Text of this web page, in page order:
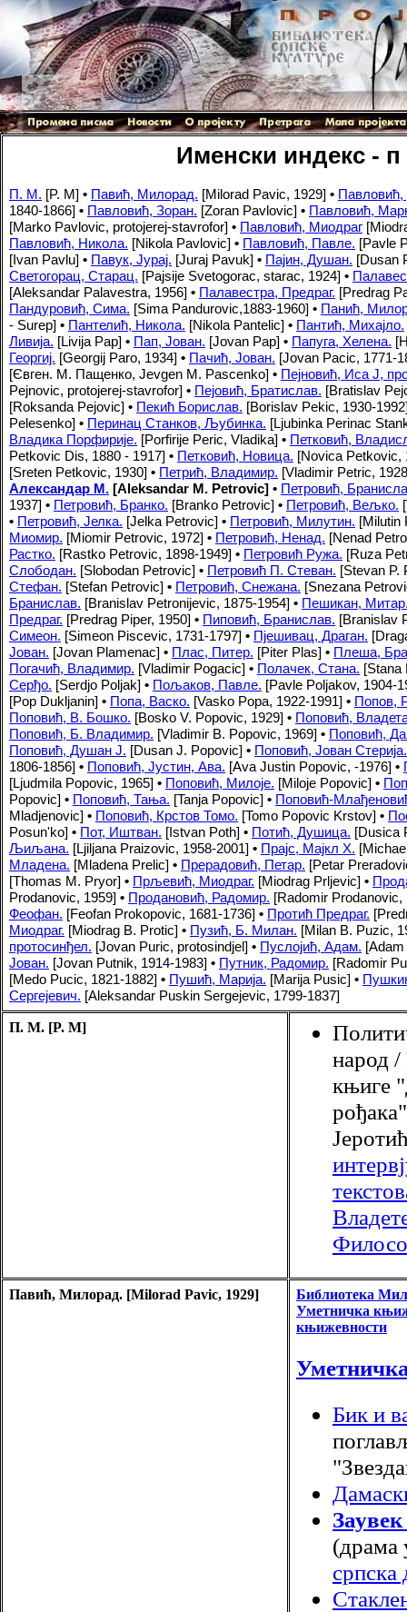
Именски индекс - п
П. М. [P. M] • Павић, Милорад. [Milorad Pavic, 1929] • Павловић,
1840-1866] • Павловић, Зоран. [Zoran Pavlovic] • Павловић,
[Marko Pavlovic, protojerej-stavrofor] • Павловић, Миодраг
Павловић, Никола. [Nikola Pavlovic] • Павловић, Павле. [Pavle
[Ivan Pavlu] • Павук, Јурај. [Juraj Pavuk] • Пајин, Душан. [Dusan
Светогорац, Старац. [Pajsije Svetogorac, starac, 1924] •
[Aleksandar Palavestra, 1956] • Палавестра, Предраг. [Predrag
Пандуровић, Сима. [Sima Pandurovic,1883-1960] • Панић,
- Surep] • Пантелић, Никола. [Nikola Pantelic] • Пантић, Михајло.
Ливија. [Livija Pap] • Пап, Јован. [Jovan Pap] • Папуга, Хелена.
Георгиј. [Georgij Paro, 1934] • Пачић, Јован. [Jovan Pacic, 1771-
[Євген. М. Пащенко, Jevgen M. Pascenko] • Пејновић, Иса Ј,
Pejnovic, protojerej-stavrofor] • Пејовић, Братислав. [Bratislav
[Roksanda Pejovic] • Пекић Борислав. [Borislav Pekic, 1930-
Pelesenko] • Перинац Станков, Љубинка. [Ljubinka Perinac
Владика Порфирије. [Porfirije Peric, Vladika] • Петковић,
Petkovic Dis, 1880 - 1917] • Петковић, Новица. [Novica Petkovic,
[Sreten Petkovic, 1930] • Петрић, Владимир. [Vladimir Petric,
Александар М. [Aleksandar M. Petrovic] • Петровић,
1937] • Петровић, Бранко. [Branko Petrovic] • Петровић, Вељко.
• Петровић, Јелка. [Jelka Petrovic] • Петровић, Милутин. [Milutin
Миомир. [Miomir Petrovic, 1972] • Петровић, Ненад. [Nenad
Растко. [Rastko Petrovic, 1898-1949] • Петровић Ружа. [Ruza
Слободан. [Slobodan Petrovic] • Петровић П. Стеван. [Stevan P.
Стефан. [Stefan Petrovic] • Петровић, Снежана. [Snezana
Бранислав. [Branislav Petronijevic, 1875-1954] • Пешикан,
Предраг. [Predrag Piper, 1950] • Пиповић, Бранислав. [Branislav
Симеон. [Simeon Piscevic, 1731-1797] • Пјешивац, Драган.
Јован. [Jovan Plamenac] • Плас, Питер. [Piter Plas] • Плеша,
Погачић, Владимир. [Vladimir Pogacic] • Полачек, Стана. [Stana
Серђо. [Serdjo Poljak] • Пољаков, Павле. [Pavle Poljakov, 1904-
[Pop Dukljanin] • Попа, Васко. [Vasko Popa, 1922-1991] • Попов,
Поповић, В. Бошко. [Bosko V. Popovic, 1929] • Поповић,
Поповић, Б. Владимир. [Vladimir B. Popovic, 1969] • Поповић,
Поповић, Душан Ј. [Dusan J. Popovic] • Поповић, Јован Стерија.
1806-1856] • Поповић, Јустин, Ава. [Ava Justin Popovic, -1976] •
[Ljudmila Popovic, 1965] • Поповић, Милоје. [Miloje Popovic] •
Popovic] • Поповић, Тања. [Tanja Popovic] • Поповић-
Mladjenovic] • Поповић, Крстов Томо. [Tomo Popovic Krstov] •
Posun'ko] • Пот, Иштван. [Istvan Poth] • Потић, Душица. [Dusica
Љиљана. [Ljiljana Praizovic, 1958-2001] • Прајс, Мајкл Х.
Младена. [Mladena Prelic] • Прерадовић, Петар. [Petar
[Thomas M. Pryor] • Прљевић, Миодраг. [Miodrag Prljevic] •
Prodanovic, 1959] • Продановић, Радомир. [Radomir Prodanovic,
Феофан. [Feofan Prokopovic, 1681-1736] • Протић Предраг.
Миодраг. [Miodrag B. Protic] • Пузић, Б. Милан. [Milan B. Puzic,
протосинђел. [Jovan Puric, protosindjel] • Пуслојић, Адам.
Јован. [Jovan Putnik, 1914-1983] • Путник, Радомир. [Radomir
[Medo Pucic, 1821-1882] • Пушић, Марија. [Marija Pusic] •
Сергејевич. [Aleksandar Puskin Sergejevic, 1799-1837]
П. М. [P. M]
народ
књиге
Павић, Милорад. [Milorad Pavic, 1929]
Библиотека
Уметничка
књижевности
Бик и
српска